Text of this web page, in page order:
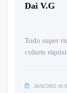
Dai V.G
Todo super
colsots
26/02/2025